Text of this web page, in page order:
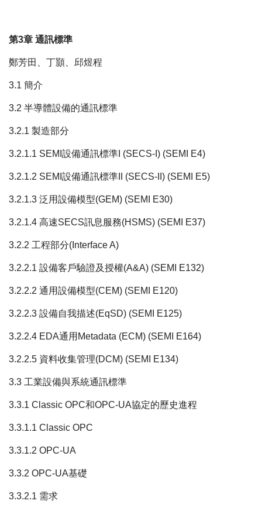
第3章 通訊標準
鄭芳田、丁顥、邱煜程
3.1 簡介
3.2 半導體設備的通訊標準
3.2.1 製造部分
3.2.1.1 SEMI設備通訊標準I (SECS-I) (SEMI E4)
3.2.1.2 SEMI設備通訊標準II (SECS-II) (SEMI E5)
3.2.1.3 泛用設備模型(GEM) (SEMI E30)
3.2.1.4 高速SECS訊息服務(HSMS) (SEMI E37)
3.2.2 工程部分(Interface A)
3.2.2.1 設備客戶驗證及授權(A&A) (SEMI E132)
3.2.2.2 通用設備模型(CEM) (SEMI E120)
3.2.2.3 設備自我描述(EqSD) (SEMI E125)
3.2.2.4 EDA通用Metadata (ECM) (SEMI E164)
3.2.2.5 資料收集管理(DCM) (SEMI E134)
3.3 工業設備與系統通訊標準
3.3.1 Classic OPC和OPC-UA協定的歷史進程
3.3.1.1 Classic OPC
3.3.1.2 OPC-UA
3.3.2 OPC-UA基礎
3.3.2.1 需求